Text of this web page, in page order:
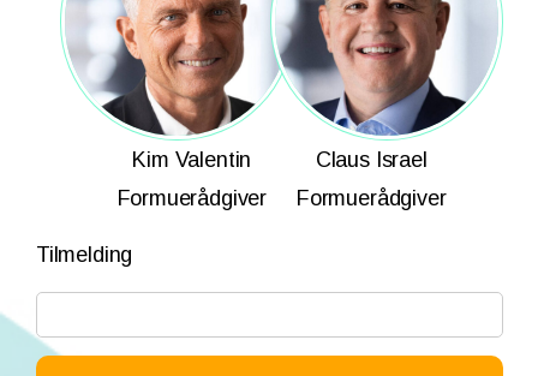
Kim Valentin
Formuerådgiver
Claus Israel
Formuerådgiver
Tilmelding